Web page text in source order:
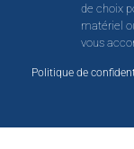
de choix
matériel
vous
Politique de